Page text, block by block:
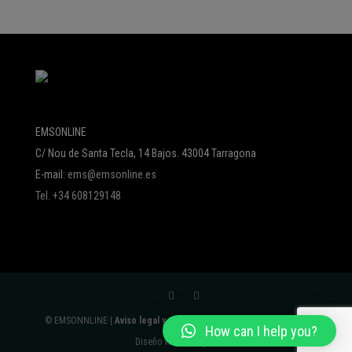
EMSONLINE
C/ Nou de Santa Tecla, 14 Bajos. 43004 Tarragona
E-mail: ems@emsonline.es
Tel. +34 608129148
© EMSONNLINE |Aviso legal y política de protección de datos
Diseño Web:
How can I help you?